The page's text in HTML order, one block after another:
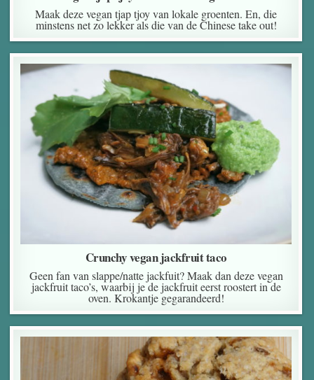
Maak deze vegan tjap tjoy van lokale groenten. En, die
minstens net zo lekker als die van de Chinese take out!
Crunchy vegan jackfruit taco
Geen fan van slappe/natte jackfuit? Maak dan deze vegan
jackfruit taco’s, waarbij je de jackfruit eerst roostert in de
oven. Krokantje gegarandeerd!